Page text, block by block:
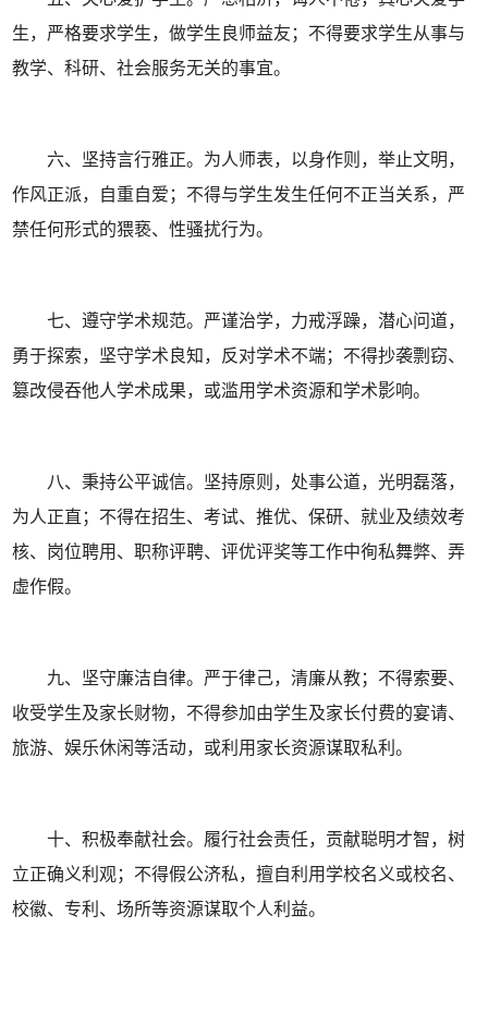
生，严格要求学生，做学生良师益友；不得要求学生从事与
教学、科研、社会服务无关的事宜。
六、坚持言行雅正。为人师表，以身作则，举止文明，
作风正派，自重自爱；不得与学生发生任何不正当关系，严
禁任何形式的猥亵、性骚扰行为。
七、遵守学术规范。严谨治学，力戒浮躁，潜心问道，
勇于探索，坚守学术良知，反对学术不端；不得抄袭剽窃、
篡改侵吞他人学术成果，或滥用学术资源和学术影响。
八、秉持公平诚信。坚持原则，处事公道，光明磊落，
为人正直；不得在招生、考试、推优、保研、就业及绩效考
核、岗位聘用、职称评聘、评优评奖等工作中徇私舞弊、弄
虚作假。
九、坚守廉洁自律。严于律己，清廉从教；不得索要、
收受学生及家长财物，不得参加由学生及家长付费的宴请、
旅游、娱乐休闲等活动，或利用家长资源谋取私利。
十、积极奉献社会。履行社会责任，贡献聪明才智，树
立正确义利观；不得假公济私，擅自利用学校名义或校名、
校徽、专利、场所等资源谋取个人利益。